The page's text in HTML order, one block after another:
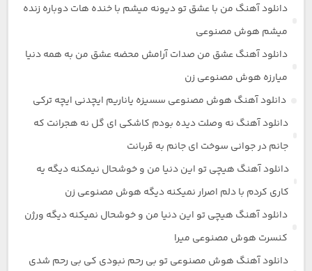
دانلود آهنگ من با عشق تو دیونه میشم با خنده هات دوباره زنده
میشم هوش مصنوعی
دانلود آهنگ عشق من صدات آرامش محضه عشق من به همه دنیا
میارزه هوش مصنوعی زن
دانلود آهنگ هوش مصنوعی سسیزه یاناریم ایچدنی ایچه ترکی
دانلود آهنگ نه وصلت دیده بودم کاشکی ای گل نه هجرانت که
جانم در جوانی سوخت ای جانم به قربانت
دانلود آهنگ هیچی تو این دنیا من و خوشحال نیمکنه دیگه یه
کاری کردم با دلم اصرار نمیکنه دیگه هوش مصنوعی زن
دانلود آهنگ هیچی تو این دنیا من و خوشحال نمیکنه دیگه ورژن
کنسرت هوش مصنوعی میرا
دانلود آهنگ هوش مصنوعی تو بی رحم نبودی کی بی رحم شدی